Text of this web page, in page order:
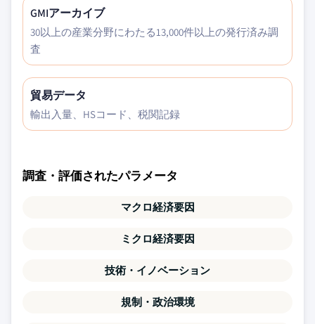
GMIアーカイブ
30以上の産業分野にわたる13,000件以上の発行済み調
査
貿易データ
輸出入量、HSコード、税関記録
調査・評価されたパラメータ
マクロ経済要因
ミクロ経済要因
技術・イノベーション
規制・政治環境